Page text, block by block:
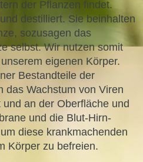
der Pflanzen findet.
destilliert. Sie beinhalten
sozusagen das
selbst. Wir nutzen somit
eigenen Körper.
Bestandteile der
das Wachstum von Viren
an der Oberfläche und
und die Blut-Hirn-
diese krankmachenden
Körper zu befreien.